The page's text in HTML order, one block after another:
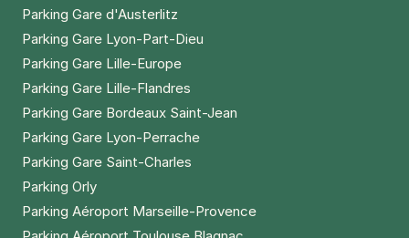
Parking Gare d'Austerlitz
Parking Gare Lyon-Part-Dieu
Parking Gare Lille-Europe
Parking Gare Lille-Flandres
Parking Gare Bordeaux Saint-Jean
Parking Gare Lyon-Perrache
Parking Gare Saint-Charles
Parking Orly
Parking Aéroport Marseille-Provence